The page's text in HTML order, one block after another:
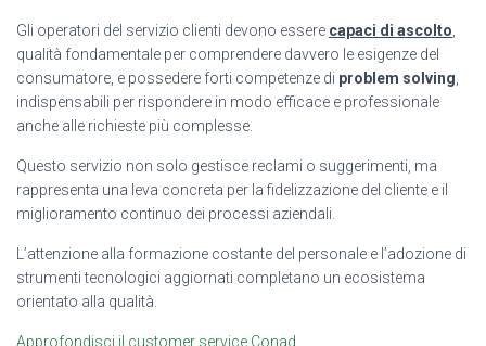
Gli operatori del servizio clienti devono essere capaci di ascolto
qualità fondamentale per comprendere davvero le esigenze del
consumatore, e possedere forti competenze di problem solving
indispensabili per rispondere in modo efficace e professionale
anche alle richieste più complesse.
Questo servizio non solo gestisce reclami o suggerimenti, ma
rappresenta una leva concreta per la fidelizzazione del cliente e il
miglioramento continuo dei processi aziendali.
L’attenzione alla formazione costante del personale e l’adozione di
strumenti tecnologici aggiornati completano un ecosistema
orientato alla qualità.
Approfondisci il customer service Conad